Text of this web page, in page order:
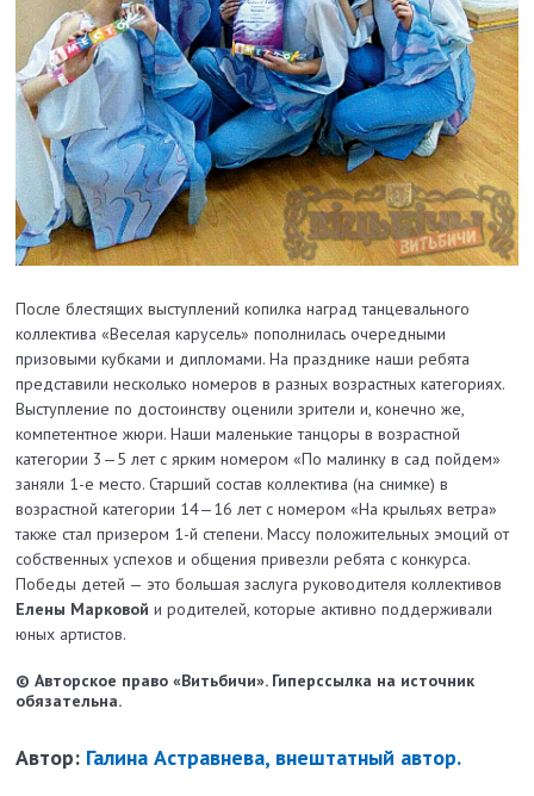
После блестящих выступлений копилка наград танцевального
коллектива «Веселая карусель» пополнилась очередными
призовыми кубками и дипломами. На празднике наши ребята
представили несколько номеров в разных возрастных категориях.
Выступление по достоинству оценили зрители и, конечно же,
компетентное жюри. Наши маленькие танцоры в возрастной
категории 3—5 лет с ярким номером «По малинку в сад пойдем»
заняли 1-е место. Старший состав коллектива (на снимке) в
возрастной категории 14—16 лет с номером «На крыльях ветра»
также стал призером 1-й степени. Массу положительных эмоций от
собственных успехов и общения привезли ребята с конкурса.
Победы детей — это большая заслуга руководителя коллективов
Елены Марковой и родителей, которые активно поддерживали
юных артистов.
© Авторское право «Витьбичи». Гиперссылка на источник
обязательна.
Автор: Галина Астравнева, внештатный автор.